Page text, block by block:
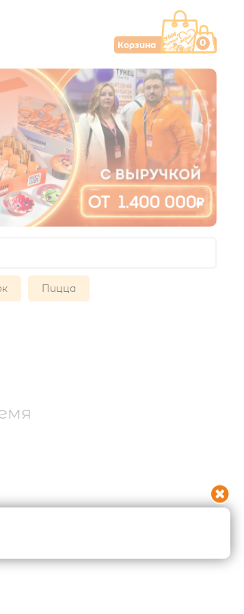
0
Корзина
Пицца
